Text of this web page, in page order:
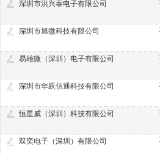
深圳市洪兴泰电子有限公司
深圳市旭微科技有限公司
易雄微（深圳）电子有限公司
深圳市华跃信通科技有限公司
恒星威（深圳）科技有限公司
双奕电子（深圳）有限公司